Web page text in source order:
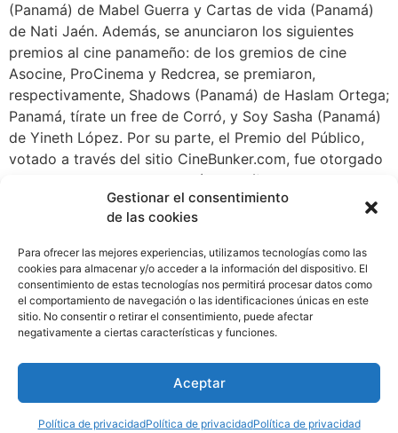
Gestionar el consentimiento
de las cookies
Para ofrecer las mejores experiencias, utilizamos tecnologías como las
cookies para almacenar y/o acceder a la información del dispositivo. El
consentimiento de estas tecnologías nos permitirá procesar datos como
el comportamiento de navegación o las identificaciones únicas en este
sitio. No consentir o retirar el consentimiento, puede afectar
negativamente a ciertas características y funciones.
Aceptar
Política de privacidadPolítica de privacidadPolítica de privacidad
(Panamá) de Mabel Guerra y Cartas de vida (Panamá)
de Nati Jaén. Además, se anunciaron los siguientes
premios al cine panameño: de los gremios de cine
Asocine, ProCinema y Redcrea, se premiaron,
respectivamente, Shadows (Panamá) de Haslam Ortega;
Panamá, tírate un free de Corró, y Soy Sasha (Panamá)
de Yineth López. Por su parte, el Premio del Público,
votado a través del sitio CineBunker.com, fue otorgado
a Los retratos de mi abuela (Panamá) de Luis Lorenzo
Trujillo. La noche culminó con la proyección de los tres
cortos de un minuto, productos del taller «Hacer cine»,
en el que fueron becados 16 alumnos de cinco
universidades panameñas y tres adultos mayores de la
Escuela Digital 60 de UDELAS. El taller fue impartido
por el cineasta colombiano Fabio Valderrama Martínez,
que fue miembro del jurado de esta edición del festival,